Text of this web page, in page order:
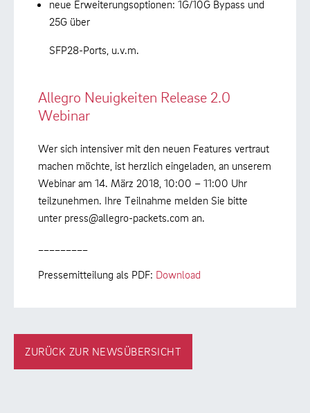
neue Erweiterungsoptionen: 1G/10G Bypass und
25G über
SFP28-Ports, u.v.m.
Allegro Neuigkeiten Release 2.0
Webinar
Wer sich intensiver mit den neuen Features vertraut
machen möchte, ist herzlich eingeladen, an unserem
Webinar am 14. März 2018, 10:00 – 11:00 Uhr
teilzunehmen. Ihre Teilnahme melden Sie bitte
unter press@allegro-packets.com an.
Pressemitteilung als PDF: Download
ZURÜCK ZUR NEWSÜBERSICHT